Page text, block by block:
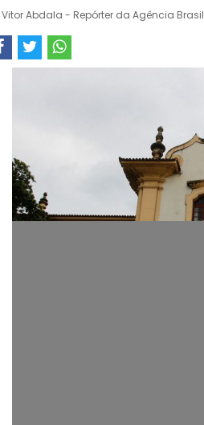
Vitor Abdala - Repórter da Agência Brasil